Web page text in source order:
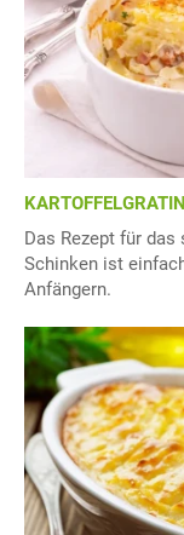
Das Rezept für
Schinken ist
Anfängern.